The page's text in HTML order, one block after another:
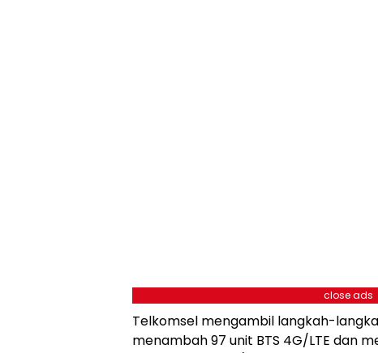
close ads
Telkomsel mengambil langkah-
menambah 97 unit BTS 4G/LTE dan